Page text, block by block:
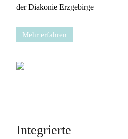
der Diakonie Erzgebirge
Mehr erfahren
Integrierte